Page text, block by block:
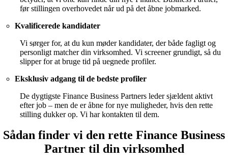
før stillingen overhovedet når ud på det åbne jobmarked.
Kvalificerede kandidater
Vi sørger for, at du kun møder kandidater, der både fagligt og
personligt matcher din virksomhed. Vi screener grundigt, så du
slipper for at bruge tid på uegnede profiler.
Eksklusiv adgang til de bedste profiler
De dygtigste Finance Business Partners leder sjældent aktivt
efter job – men de er åbne for nye muligheder, hvis den rette
stilling dukker op. Vi har kontakten til dem.
Sådan finder vi den rette Finance Business
Partner til din virksomhed